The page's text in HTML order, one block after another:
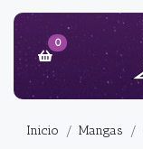
0
Inicio Mangas